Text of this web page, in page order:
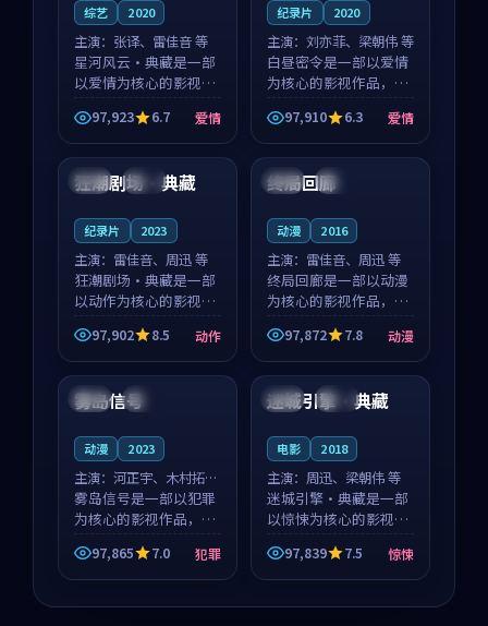
综艺 2020
主演： 张译、雷佳音 等
星河风云·典藏是一部
以爱情为核心的影视作
品，围绕危机、反转与
人物成长展开，整体节
奏紧凑，值得推荐观
看。
97,923 6.7 爱情
纪录片 2020
主演： 刘亦菲、梁朝伟 等
白昼密令是一部以爱情
为核心的影视作品，围
绕危机、反转与人物成
长展开，整体节奏紧
凑，值得推荐观看。
97,910 6.3 爱情
美国 院线
狂潮剧场·典藏
纪录片 2023
主演： 雷佳音、周迅 等
狂潮剧场·典藏是一部
以动作为核心的影视作
品，围绕危机、反转与
人物成长展开，整体节
奏紧凑，值得推荐观
看。
97,902 8.5 动作
美国 高分
终局回廊
动漫 2016
主演： 雷佳音、周迅 等
终局回廊是一部以动漫
为核心的影视作品，围
绕危机、反转与人物成
长展开，整体节奏紧
凑，值得推荐观看。
97,872 7.8 动漫
泰国 完结
雾岛信号
动漫 2023
主演： 河正宇、木村拓哉
等
雾岛信号是一部以犯罪
为核心的影视作品，围
绕危机、反转与人物成
长展开，整体节奏紧
凑，值得推荐观看。
97,865 7.0 犯罪
日本 独播
迷城引擎·典藏
电影 2018
主演： 周迅、梁朝伟 等
迷城引擎·典藏是一部
以惊悚为核心的影视作
品，围绕危机、反转与
人物成长展开，整体节
奏紧凑，值得推荐观
97,839 7.5 惊悚